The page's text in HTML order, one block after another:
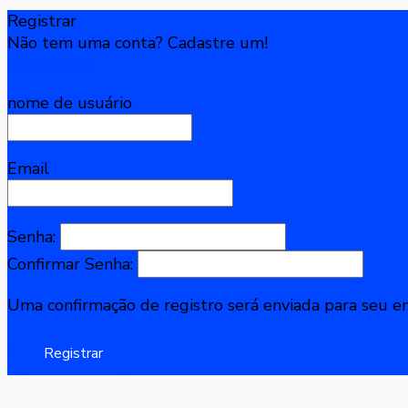
Registrar
Não tem uma conta? Cadastre um!
nome de usuário
Email
Senha:
Confirmar Senha:
Uma confirmação de registro será enviada para seu